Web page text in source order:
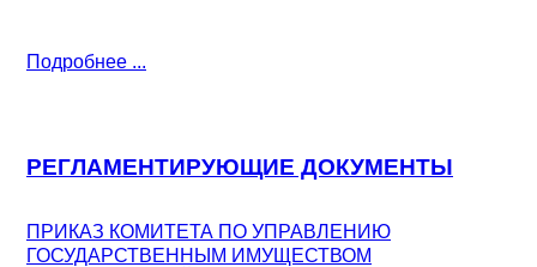
Подробнее ...
РЕГЛАМЕНТИРУЮЩИЕ ДОКУМЕНТЫ
ПРИКАЗ КОМИТЕТА ПО УПРАВЛЕНИЮ
ГОСУДАРСТВЕННЫМ ИМУЩЕСТВОМ